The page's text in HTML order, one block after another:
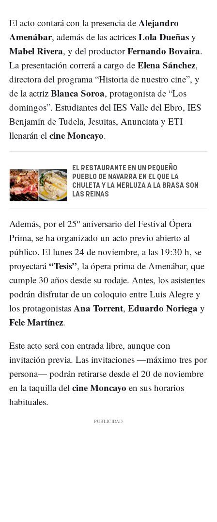
El acto contará con la presencia de Alejandro
Amenábar, además de las actrices Lola Dueñas y
Mabel Rivera, y del productorFernando Bovaira.
La presentación correrá a cargo de Elena Sánchez,
directora del programa “Historia de nuestro cine”, y
de la actriz Blanca Soroa, protagonista de “Los
domingos”. Estudiantes del IES Valle del Ebro, IES
Benjamín de Tudela, Jesuitas, Anunciata y ETI
llenarán el cine Moncayo.
EL RESTAURANTE EN UN PEQUEÑO
PUEBLO DE NAVARRA EN EL QUE LA
CHULETA Y LA MERLUZA A LA BRASA SON
LAS REINAS
Además, por el 25º aniversario del Festival Ópera
Prima, se ha organizado un acto previo abierto al
público. El lunes 24 de noviembre, a las 19:30 h, se
proyectará“Tesis”, la ópera prima de Amenábar, que
cumple 30 años desde su rodaje. Antes, los asistentes
podrán disfrutar de un coloquio entre Luis Alegre y
los protagonistas Ana Torrent, Eduardo Noriega y
Fele Martínez.
Este acto será con entrada libre, aunque con
invitación previa. Las invitaciones —máximo tres por
persona— podrán retirarse desde el 20 de noviembre
en la taquilla del cine Moncayo en sus horarios
habituales.